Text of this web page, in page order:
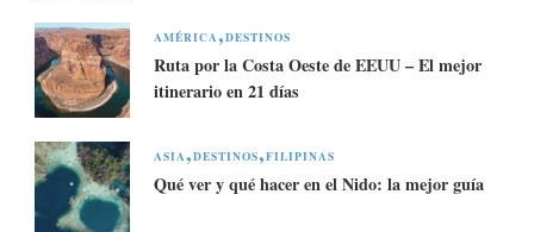
AMÉRICA DESTINOS
Ruta por la Costa Oeste de EEUU – El mejor
itinerario en 21 días
ASIA DESTINOS FILIPINAS
Qué ver y qué hacer en el Nido: la mejor guía